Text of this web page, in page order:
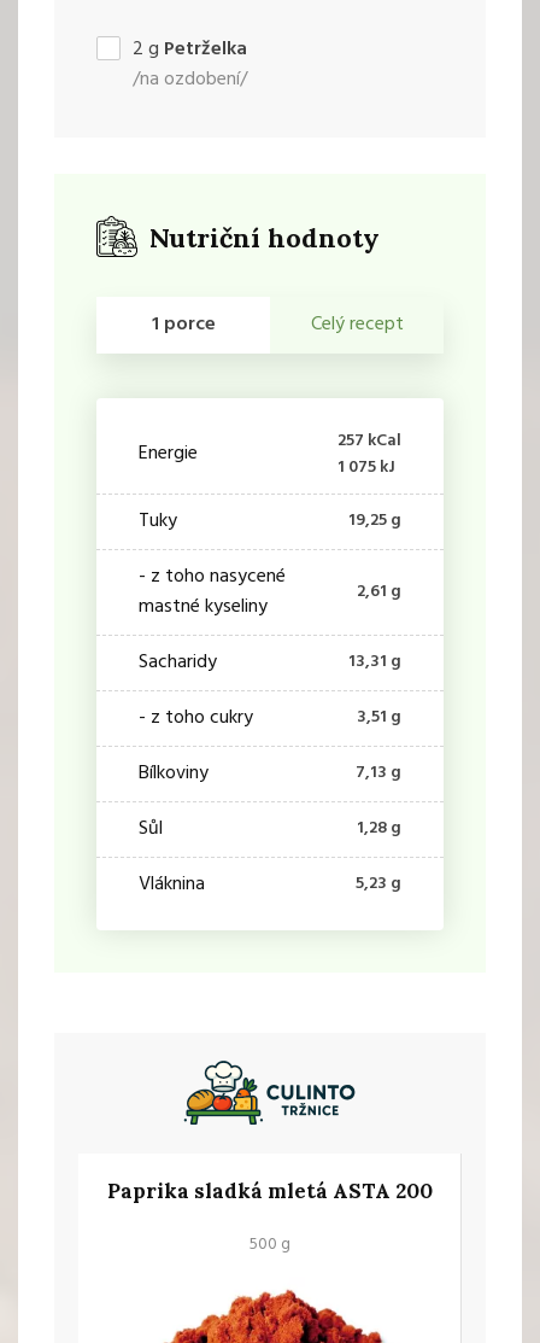
2g Petrželka
/na ozdobení/
Nutriční hodnoty
1 porce Celý recept
Energie
257 kCal
1 075 kJ
Tuky 19,25 g
- z toho nasycené
mastné kyseliny
2,61 g
Sacharidy 13,31 g
- z toho cukry 3,51 g
Bílkoviny 7,13 g
Sůl 1,28 g
Vláknina 5,23 g
Paprika sladká mletá ASTA 200
500 g